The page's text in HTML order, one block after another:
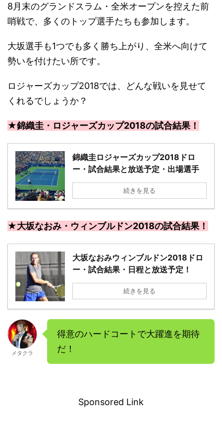
8月末のグランドスラム・全米オープンを控えた前
哨戦で、多くのトップ選手たちも参加します。
大坂選手も1つでも多く勝ち上がり、全米へ向けて
勢いを付けたい所です。
ロジャーズカップ2018では、どんな戦いを見せて
くれるでしょうか？
★錦織圭・ロジャーズカップ2018の試合結果！
錦織圭ロジャーズカップ2018ドロ
ー・試合結果と放送予定・出場選手
続きを見る
★大坂なおみ・ウィンブルドン2018の試合結果！
大坂なおみウィンブルドン2018ドロ
ー・試合結果・日程と放送予定！
続きを見る
メタクラ
得意のハードコートで大躍進を期待
だ！
Sponsored Link